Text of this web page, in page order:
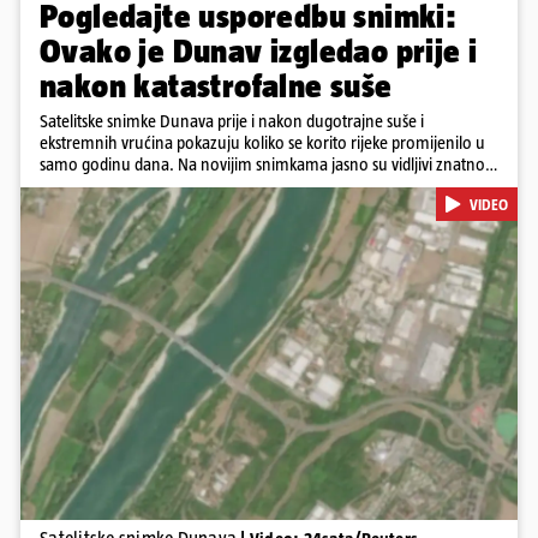
Pogledajte usporedbu snimki:
Ovako je Dunav izgledao prije i
nakon katastrofalne suše
Satelitske snimke Dunava prije i nakon dugotrajne suše i
ekstremnih vrućina pokazuju koliko se korito rijeke promijenilo u
samo godinu dana. Na novijim snimkama jasno su vidljivi znatno
veći pješčani sprudovi i sužene vodene površine, što svjedoči o
povijesno niskim vodostajima. Promjene su zabilježene duž cijelog
toka, od Njemačke i Austrije, preko Slovačke, Hrvatske i Srbije, do
Rumunjske i Bugarske. Snimke je tijekom ljeta 2025. i 2026.
zabilježio satelit Sentinel-2 u sklopu programa Europske unije
Copernicus.
Pokretanje videa...
VIDEO